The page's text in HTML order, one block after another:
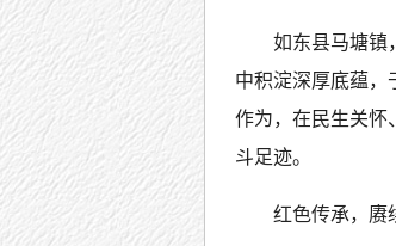
如东县马塘镇
中积淀深厚底蕴，
作为，在民生关怀
斗足迹。
红色传承，赓